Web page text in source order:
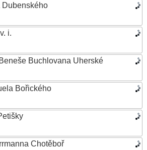
Dubenského
i.
Buchlovana Uherské
Bořického
Chotěboř